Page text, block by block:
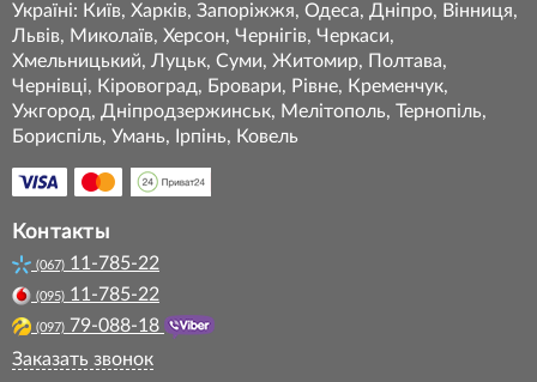
Україні: Київ, Харків, Запоріжжя, Одеса, Дніпро, Вінниця,
Львів, Миколаїв, Херсон, Чернігів, Черкаси,
Хмельницький, Луцьк, Суми, Житомир, Полтава,
Чернівці, Кіровоград, Бровари, Рівне, Кременчук,
Ужгород, Дніпродзержинськ, Мелітополь, Тернопіль,
Бориспіль, Умань, Ірпінь, Ковель
Контакты
(067) 11-785-22
(095) 11-785-22
(097) 79-088-18
Заказать звонок